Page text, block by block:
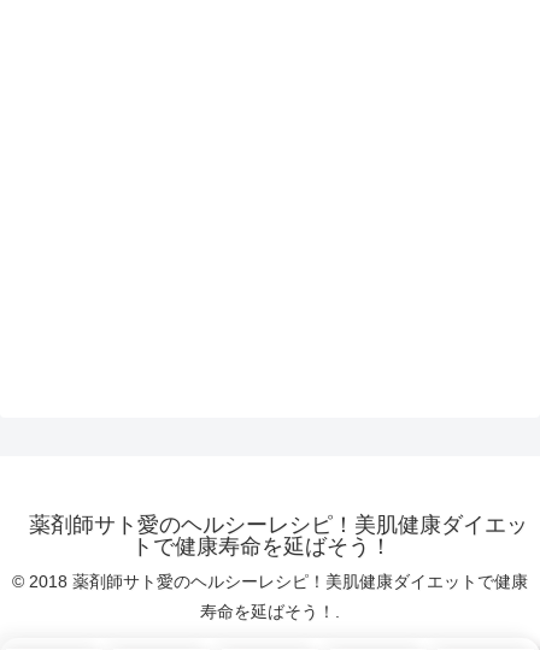
薬剤師サト愛のヘルシーレシピ！美肌健康ダイエッ
トで健康寿命を延ばそう！
© 2018 薬剤師サト愛のヘルシーレシピ！美肌健康ダイエットで健康
寿命を延ばそう！.